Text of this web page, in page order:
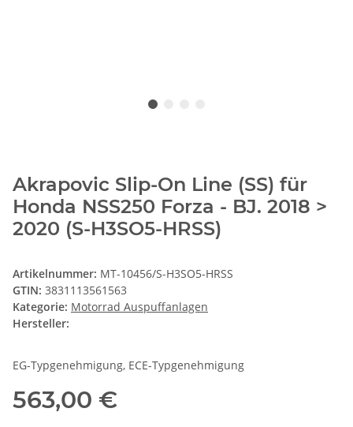
Akrapovic Slip-On Line (SS) für
Honda NSS250 Forza - BJ. 2018 >
2020 (S-H3SO5-HRSS)
Artikelnummer: MT-10456/S-H3SO5-HRSS
GTIN: 3831113561563
Kategorie: Motorrad Auspuffanlagen
Hersteller:
EG-Typgenehmigung, ECE-Typgenehmigung
563,00 €